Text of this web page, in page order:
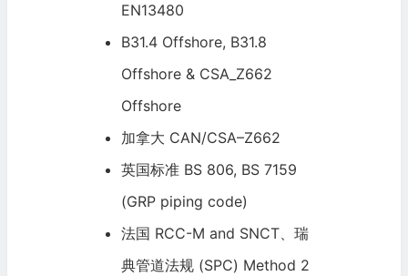
EN13480
B31.4 Offshore, B31.8
Offshore & CSA_Z662
Offshore
加拿大 CAN/CSA–Z662
英国标准 BS 806, BS 7159
(GRP piping code)
法国 RCC-M and SNCT、瑞
典管道法规 (SPC) Method 2